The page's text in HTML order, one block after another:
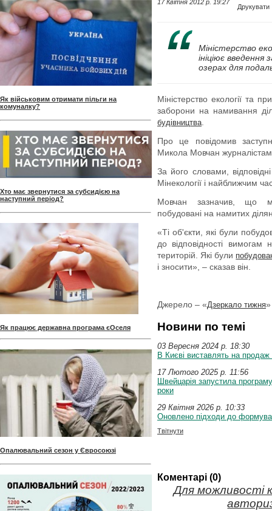
Як військовим отримати пільги на
комуналку?
Хто має звернутися за субсидією на
наступний період?
Як працює державна програма єОселя
Опалювальний сезон у Євросоюзі
17 Квітня 2012 p. 19:27
Друкувати
Міністерство
ініціює введення
озерах для
Міністерство екології та
заборони на намивання
будівництва
Про це повідомив
Микола Мовчан журналістам
За його словами,
Мінекології і найближчим
Мовчан зазначив, що
побудовані на намитих
«Ті об'єкти, які були
до відповідності
територій. Які були
і зносити», – сказав він.
Джерело – «Дзеркало тижня»
Новини по темі
03 Вересня 2024 p. 18:30
В Києві виставлять на
17 Лютого 2025 p. 11:56
Швейцарія запустила
роки
29 Квітня 2026 p. 10:33
Оновлено підходи до
Твітнути
Коментарі (0)
Для можливості